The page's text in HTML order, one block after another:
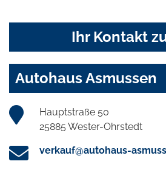
Ihr Kontakt
Autohaus Asmussen
Hauptstraße 50
25885 Wester-Ohrstedt
verkauf@autohaus-